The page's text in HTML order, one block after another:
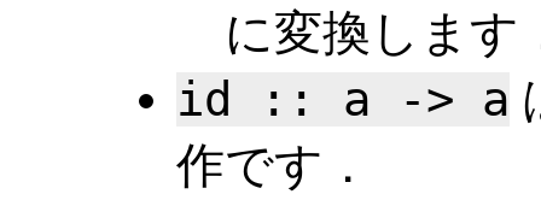
に変換します
id :: a -> a
作です．